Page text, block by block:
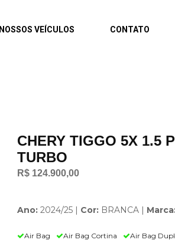
NOSSOS VEÍCULOS CONTATO
CHERY TIGGO 5X 1.5
TURBO
R$ 124.900,00
Ano:2024/25 | Cor:BRANCA |
Air Bag Air Bag Cortina Air Bag